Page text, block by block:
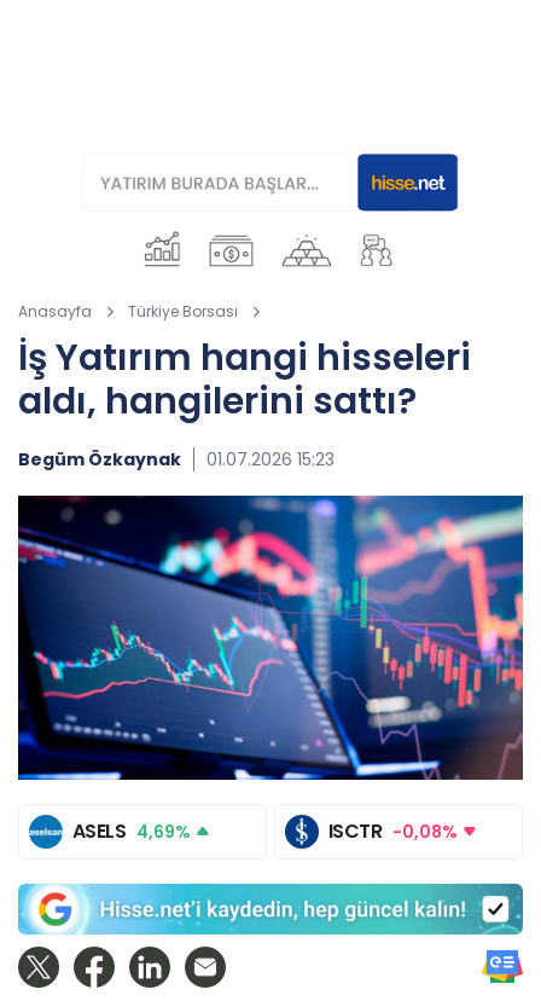
Anasayfa Türkiye Borsası
İş Yatırım hangi hisseleri
aldı, hangilerini sattı?
Begüm Özkaynak 01.07.2026 15:23
ASELS 4,69% ISCTR -0,08%